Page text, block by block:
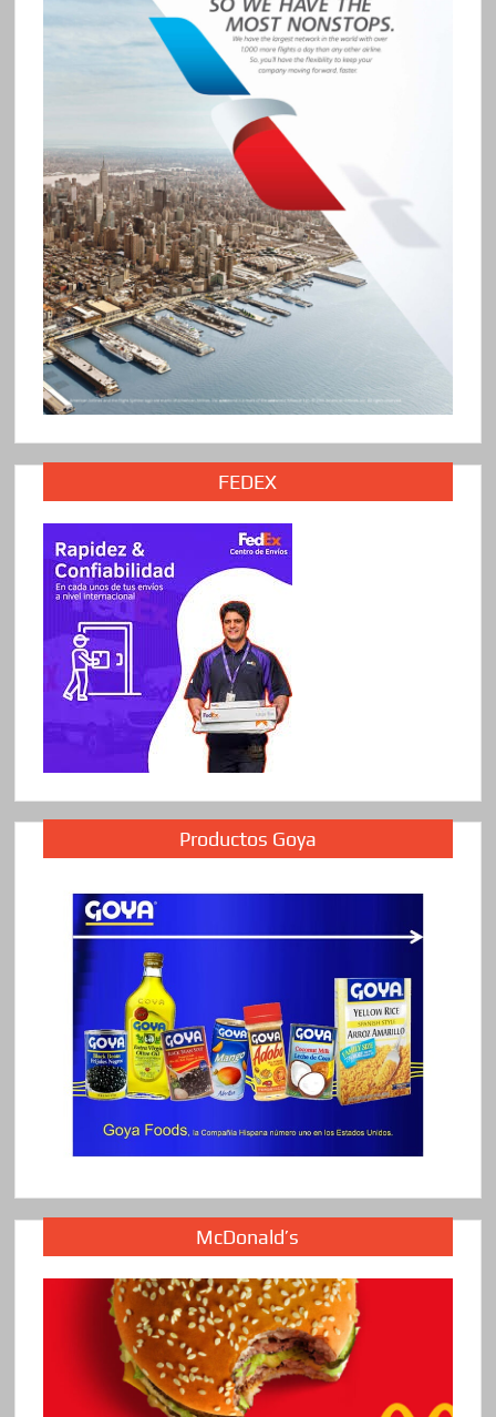
FEDEX
Productos Goya
McDonald’s